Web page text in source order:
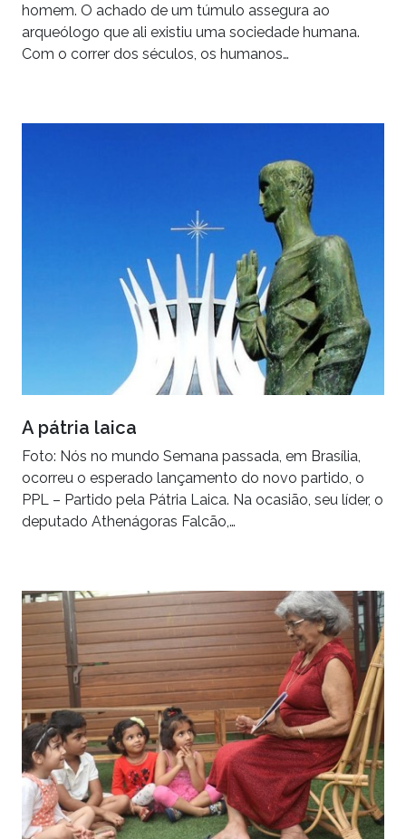
homem. O achado de um túmulo assegura ao
arqueólogo que ali existiu uma sociedade humana.
Com o correr dos séculos, os humanos…
A pátria laica
Foto: Nós no mundo Semana passada, em Brasília,
ocorreu o esperado lançamento do novo partido, o
PPL – Partido pela Pátria Laica. Na ocasião, seu líder, o
deputado Athenágoras Falcão,…